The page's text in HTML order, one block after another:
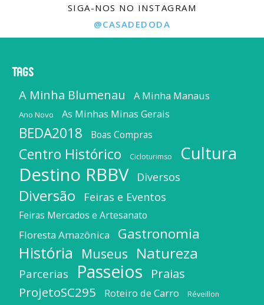
SIGA-NOS NO INSTAGRAM
@CASADEDODA
Tags
A Minha Blumenau A Minha Manaus
Ano Novo As Minhas Minas Gerais
BEDA2018 Boas Compras
Centro Histórico Cicloturimso Cultura
Destino RBBV Diversos
Diversão Feiras e Eventos
Feiras Mercados e Artesanato
Floresta Amazônica Gastronomia
História Museus Natureza
Parcerias Passeios
Praias
ProjetoSC295
Roteiro de Carro Réveillon